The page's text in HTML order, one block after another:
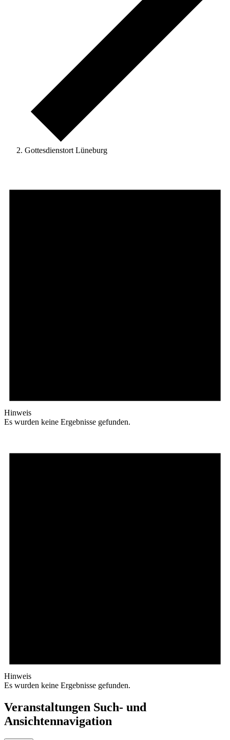
Gottesdienstort Lüneburg
Hinweis
Es wurden keine Ergebnisse gefunden.
Hinweis
Es wurden keine Ergebnisse gefunden.
Veranstaltungen Such- und
Ansichtennavigation